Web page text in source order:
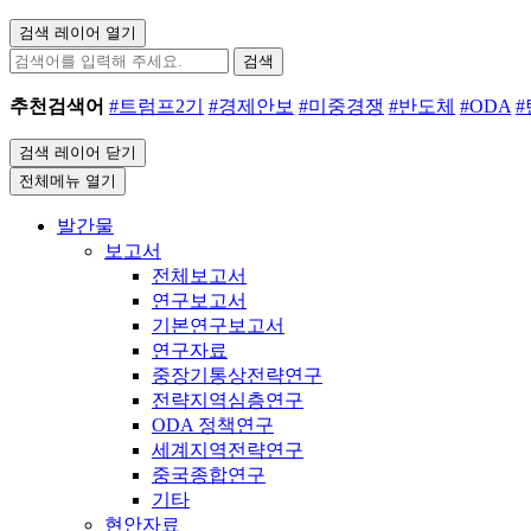
검색 레이어 열기
검색
추천검색어 #트럼프2기 #경제안보 #미중경쟁 #반도체 #ODA #
검색 레이어 닫기
전체메뉴 열기
발간물
보고서
전체보고서
연구보고서
기본연구보고서
연구자료
중장기통상전략연구
전략지역심층연구
ODA 정책연구
세계지역전략연구
중국종합연구
기타
현안자료